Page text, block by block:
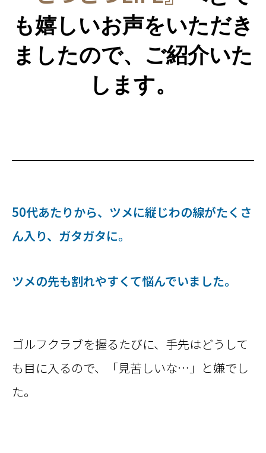
も嬉しいお声をいただき
ましたので、ご紹介いた
します。
50代あたりから、ツメに縦じわの線がたくさ
ん入り、ガタガタに。
ツメの先も割れやすくて悩んでいました。
ゴルフクラブを握るたびに、手先はどうして
も目に入るので、「見苦しいな…」と嫌でし
た。